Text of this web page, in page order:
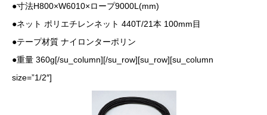
●寸法H800×W6010×ロープ9000L(mm)
●ネット ポリエチレンネット 440T/21本 100mm目
●テープ材質 ナイロンターポリン
●重量 360g[/su_column][/su_row][su_row][su_column
size=”1/2″]